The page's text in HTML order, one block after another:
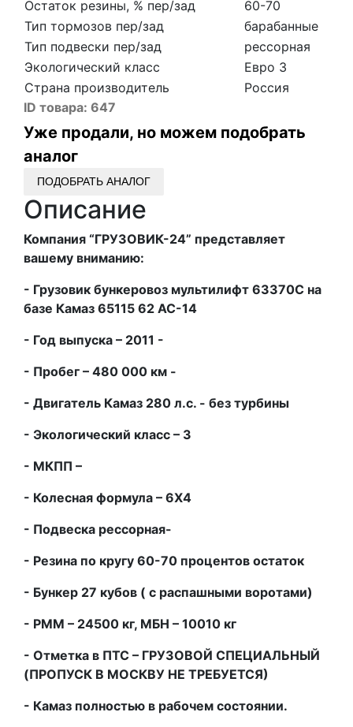
Остаток резины, % пер/зад
60-70
Тип тормозов пер/зад
барабанные
Тип подвески пер/зад
рессорная
Экологический класс
Евро 3
Страна производитель
Россия
ID товара: 647
Уже продали, но можем подобрать
аналог
ПОДОБРАТЬ АНАЛОГ
Описание
Компания “ГРУЗОВИК-24” представляет
вашему вниманию:
- Грузовик бункеровоз мультилифт 63370С на
базе Камаз 65115 62 АС-14
- Год выпуска – 2011 -
- Пробег – 480 000 км -
- Двигатель Камаз 280 л.с. - без турбины
- Экологический класс – 3
- МКПП –
- Колесная формула – 6Х4
- Подвеска рессорная-
- Резина по кругу 60-70 процентов остаток
- Бункер 27 кубов ( с распашными воротами)
- РММ – 24500 кг, МБН – 10010 кг
- Отметка в ПТС – ГРУЗОВОЙ СПЕЦИАЛЬНЫЙ
(ПРОПУСК В МОСКВУ НЕ ТРЕБУЕТСЯ)
- Камаз полностью в рабочем состоянии.